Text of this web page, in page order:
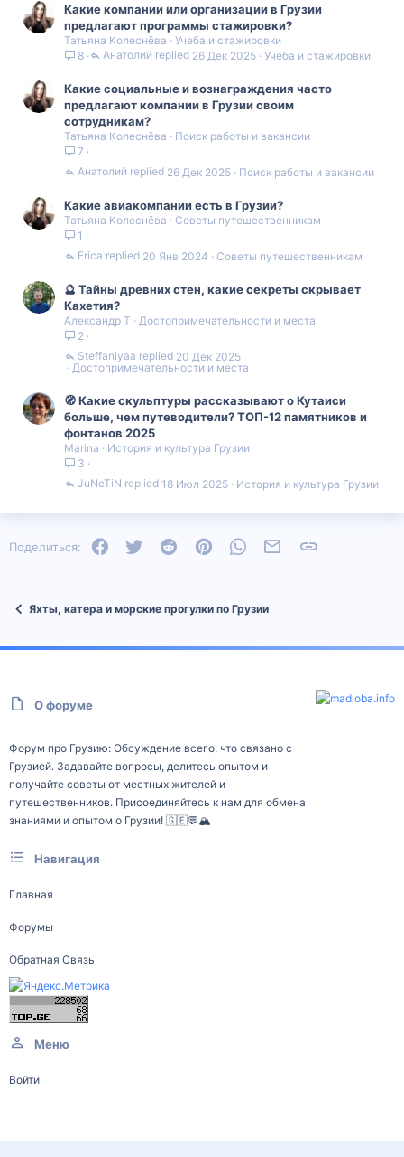
Какие компании или организации в Грузии
предлагают программы стажировки?
Татьяна Колеснёва
Учеба и стажировки
8
Учеба и стажировки
26 Дек 2025
Анатолий
Какие социальные и вознаграждения часто
предлагают компании в Грузии своим
сотрудникам?
Татьяна Колеснёва
Поиск работы и вакансии
7
Поиск работы и вакансии
26 Дек 2025
Анатолий
Какие авиакомпании есть в Грузии?
Татьяна Колеснёва
Советы путешественникам
1
Советы путешественникам
20 Янв 2024
Erica
🔮 Тайны древних стен, какие секреты скрывает
Кахетия?
Александр Т
Достопримечательности и места
2
Достопримечательности и места
20 Дек 2025
Steffaniyaa
🧭 Какие скульптуры рассказывают о Кутаиси
больше, чем путеводители? ТОП-12 памятников и
фонтанов 2025
Marina
История и культура Грузии
3
История и культура Грузии
18 Июл 2025
JuNeTiN
Поделиться: FacebookTwitter Reddit PinterestWhatsAppЭлектронная почта
Яхты, катера и морские прогулки по Грузии
О форуме
Форум про Грузию: Обсуждение всего, что связано с
Грузией. Задавайте вопросы, делитесь опытом и
получайте советы от местных жителей и
путешественников. Присоединяйтесь к нам для обмена
знаниями и опытом о Грузии! 🇬🇪💬🏔️
Навигация
Главная
Форумы
Обратная Связь
Меню
Войти